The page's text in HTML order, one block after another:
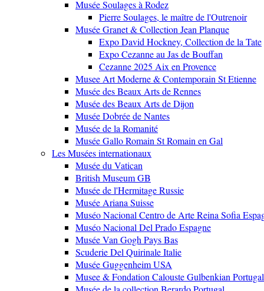
Musée Soulages à Rodez
Pierre Soulages, le maître de l'Outrenoir
Musée Granet & Collection Jean Planque
Expo David Hockney, Collection de la Tate
Expo Cezanne au Jas de Bouffan
Cezanne 2025 Aix en Provence
Musee Art Moderne & Contemporain St Etienne
Musée des Beaux Arts de Rennes
Musée des Beaux Arts de Dijon
Musée Dobrée de Nantes
Musée de la Romanité
Musée Gallo Romain St Romain en Gal
Les Musées internationaux
Musée du Vatican
British Museum GB
Musée de l'Hermitage Russie
Musée Ariana Suisse
Muséo Nacional Centro de Arte Reina Sofia
Muséo Nacional Del Prado Espagne
Musée Van Gogh Pays Bas
Scuderie Del Quirinale Italie
Musée Guggenheim USA
Musee & Fondation Calouste Gulbenkian Portugal